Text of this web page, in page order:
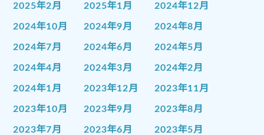
2025年2月 2025年1月 2024年12月
2024年10月 2024年9月 2024年8月
2024年7月 2024年6月 2024年5月
2024年4月 2024年3月 2024年2月
2024年1月 2023年12月 2023年11月
2023年10月 2023年9月 2023年8月
2023年7月 2023年6月 2023年5月